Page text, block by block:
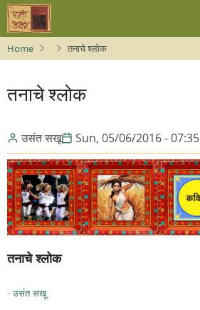
Skip
main
content
Home तनाचे श्लोक
तनाचे श्लोक
उसंत सखू Sun, 05/06/2016 - 07:35
तनाचे श्लोक
-उसंत सखू